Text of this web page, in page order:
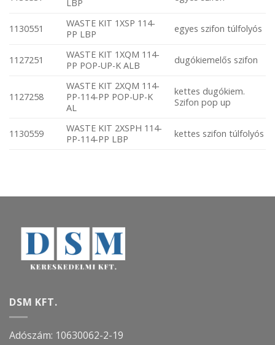
LBP
1130551
WASTE KIT 1XSP 114-
PP LBP
egyes szifon túlfolyós
1127251
WASTE KIT 1XQM 114-
PP POP-UP-K ALB
dugókiemelős szifon
1127258
WASTE KIT 2XQM 114-
PP-114-PP POP-UP-K
AL
kettes dugókiem.
Szifon pop up
1130559
WASTE KIT 2XSPH 114-
PP-114-PP LBP
kettes szifon túlfolyós
DSM KFT.
Adószám: 10630062-2-19